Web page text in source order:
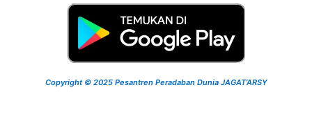
Copyright © 2025 Pesantren Peradaban Dunia JAGAT’ARSY